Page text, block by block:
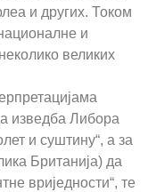
и других. Током
и
великих
изведба Либора
и суштину“, а за
Британија) да
вриједности“, те